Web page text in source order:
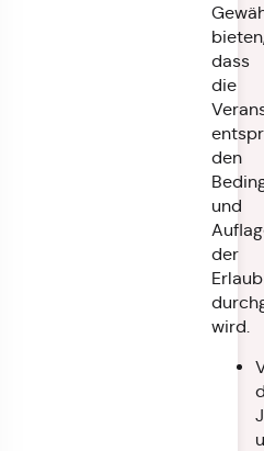
dass
die
den
und
der
wird.